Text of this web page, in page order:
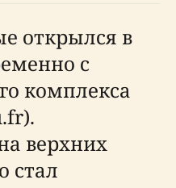
открылся в
с
комплекса
верхних
стал